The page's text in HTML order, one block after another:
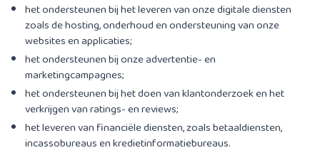
het ondersteunen bij het leveren van onze digitale diensten
zoals de hosting, onderhoud en ondersteuning van onze
websites en applicaties;
het ondersteunen bij onze advertentie- en
marketingcampagnes;
het ondersteunen bij het doen van klantonderzoek en het
verkrijgen van ratings- en reviews;
het leveren van financiële diensten, zoals betaaldiensten,
incassobureaus en kredietinformatiebureaus.